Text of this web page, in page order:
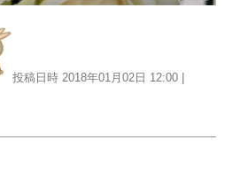
投稿日時 2018年01月02日 12:00 |